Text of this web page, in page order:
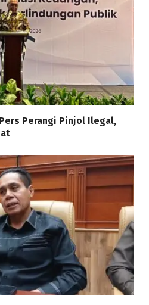
Pers Perangi Pinjol Ilegal,